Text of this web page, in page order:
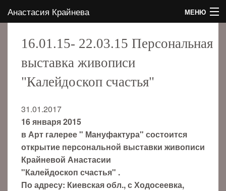
Анастасия Крайнева МЕНЮ
ОБ АВТОРЕ
ГАЛЕРЕЯ
КОНТАКТЫ
СОБЫТИЯ
БЛОГ
16.01.15- 22.03.15 Персональная
выставка живописи
"Калейдоскоп счастья"
31.01.2017
16 января 2015
в Арт галерее " Мануфактура" состоится
открытие персональной выставки живописи
Крайневой Анастасии
"Калейдоскоп счастья" .
По адресу: Киевская обл., с Ходосеевка,